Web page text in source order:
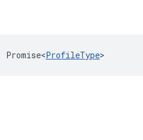
Promise<ProfileType>